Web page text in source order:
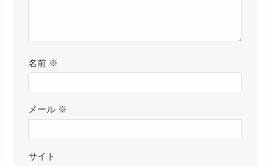
名前 ※
メール ※
サイト